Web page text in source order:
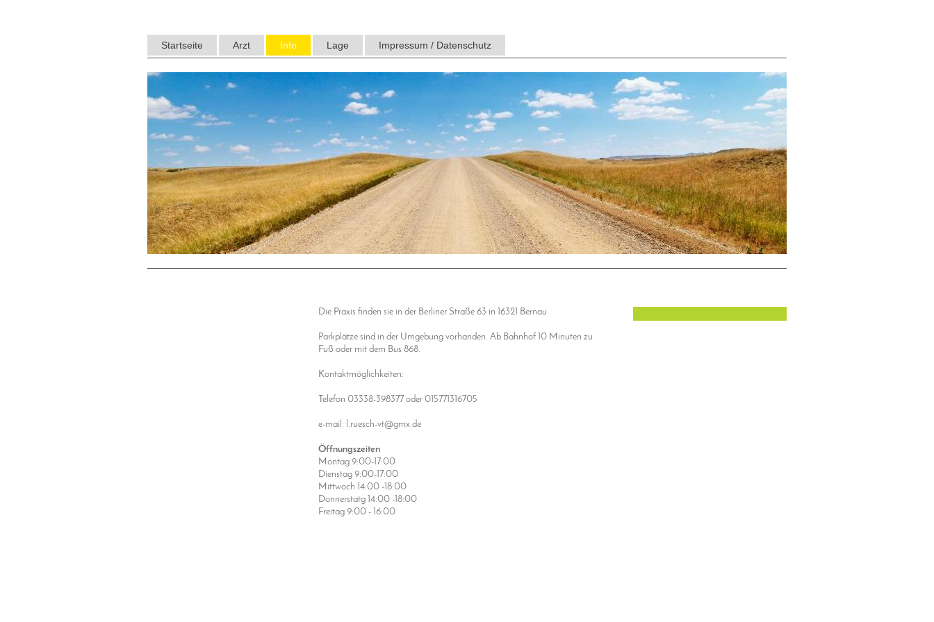
Startseite Arzt Info Lage Impressum / Datenschutz
Die Praxis finden sie in der Berliner Straße 63 in 16321 Bernau
Parkplätze sind in der Umgebung vorhanden. Ab Bahnhof 10 Minuten zu
Fuß oder mit dem Bus 868.
Kontaktmöglichkeiten:
Telefon 03338-398377 oder 015771316705
e-mail: l.ruesch-vt@gmx.de
Öffnungszeiten
Montag 9:00-17:00
Dienstag 9:00-17:00
Mittwoch 14:00 -18:00
Donnerstatg 14:00 -18:00
Freitag 9:00 - 16:00